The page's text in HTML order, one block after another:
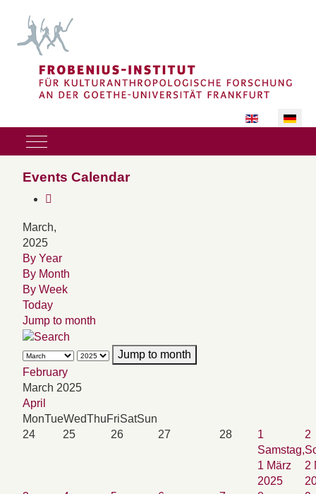
Sprache
Mobile Menu Toggle
Events Calendar
March,
2025
By Year
By Month
By Week
Today
Jump to month
Jump to month
February
March 2025
April
MonTueWedThuFriSatSun
24
25 26 27 28
1
Samstag,
1 März
2025
2
2